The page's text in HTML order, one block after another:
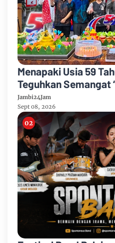
Menapaki Usia 59
Teguhkan Semangat
Growing”
Jambi24Jam
Sept 08, 2026